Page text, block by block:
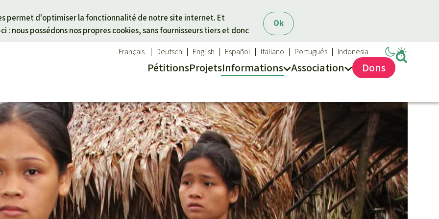
Ok
permet d'optimiser la fonctionnalité de notre site internet. Et
: nous possédons nos propres cookies, sans fournisseurs tiers et donc
PétitionsProjetsInformations
tropicale
Association
Sauvons la forêt
Qui sommes-nous ?
Nous contacter
Transparence
Questions fréquentes
Rapports annuels
Mentions légales
Communiqués
Dans la presse
Français Deutsch English Español Italiano Português Indonesia
Dons
thème
animaux
forêts tropicales
Don pour une région
Asie du Sud-Est
Afrique
Amérique latine